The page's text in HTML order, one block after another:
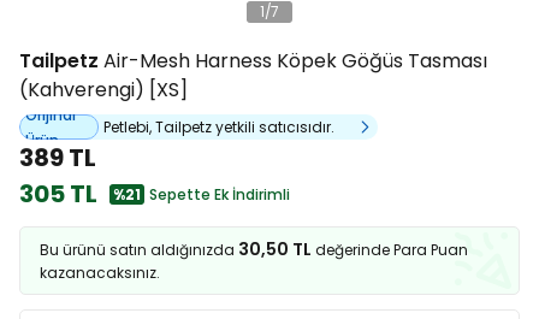
1/7
Tailpetz Air-Mesh Harness Köpek Göğüs Tasması
(Kahverengi) [XS]
Orijinal
Ürün
Petlebi, Tailpetz yetkili satıcısıdır.
389 TL
305 TL
%21 Sepette Ek İndirimli
Bu ürünü satın aldığınızda 30,50 TL değerinde Para Puan
kazanacaksınız.